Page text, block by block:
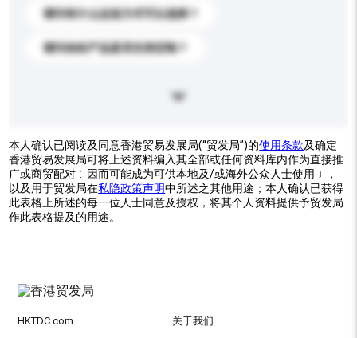
请问有什么运送方式可以选择？
请问你的产品是否支持定制？
本人确认已阅读及同意香港贸易发展局(“贸发局”)的使用条款及确定
香港贸易发展局可将上述资料编入其全部或任何资料库内作为直接推
广或商贸配对﹝因而可能成为可供本地及/或海外公众人士使用﹞，
以及用于贸发局在私隐政策声明中所述之其他用途；本人确认已获得
此表格上所述的每一位人士同意及授权，将其个人资料提供予贸发局
作此表格提及的用途。
HKTDC.com 关于我们